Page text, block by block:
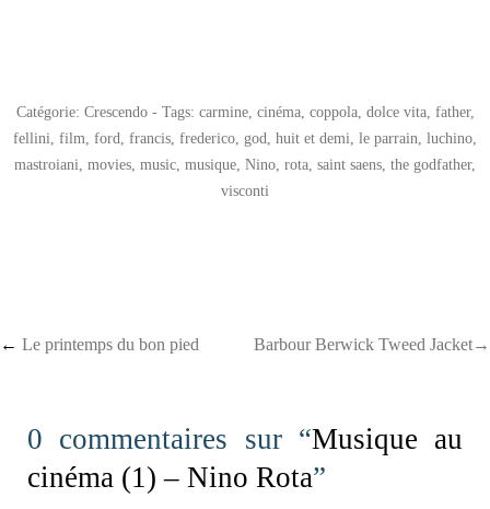
Catégorie: Crescendo- Tags: carmine, cinéma, coppola, dolce vita, father,
fellini film ford francis frederico god huit et demi le parrain luchino
mastroiani movies music musique Nino rota saint saens the godfather,
visconti
Post navigation
← Le printemps du bon pied Barbour Berwick Tweed Jacket→
0 commentaires sur “Musique au
cinéma (1) – Nino Rota”